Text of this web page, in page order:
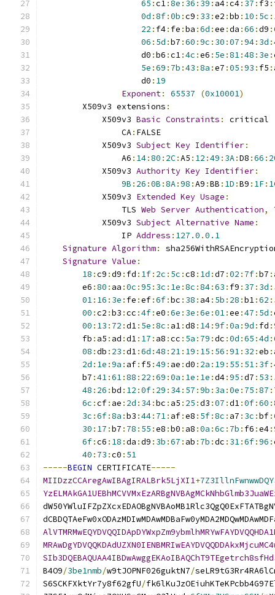
65 :c1:8e : 36 : 39 : a4:c4: 37 : f3 :
0d :8f:0b :c9 : 33 :e2 :bb : 10 : 5c :
22 : f4: fe :ba :6d :ee :da :66 :d9 :
06 : 5d :b7 :60 :9c : 30 :07 :94: 3d :
                    d0
:b6 :c1:4c :e6 : 5e :81:48 : 3e :
5e :69 : 7b :43 :8a :e7 :05 :93 : f5 :
                    d0
: 19
Exponent: 65537 (0x10001)
        X509v3 extensions
:
            X509v3
Basic Constraints :
critical
                CA
: FALSE
            X509v3
Subject Key Identifier:
                A6
: 14:80 : 2C:A5 : 12 :49 : 3A:D8 :66 :
            X509v3
Authority Key Identifier:
9B : 26 :0B :8A:98 :A9 :BB : 1D :B9 : 1F:
            X509v3
Extended Key Usage :
                TLS
Web Server Authentication,
            X509v3
Subject Alternative Name :
                IP
Address : 127.0 .0.1
Signature Algorithm:
Signature Value :
18 :c9 :d9 : fd : 1f: 2c : 5c :c8 : 1d :d7 :02 : 7f:b7 :
        e6
:80 : aa :0c :95 : 3c : 1e :8c :84:63 : f9 : 37 : 3d :
01: 16 : 3e : fe :ef:6f:bc : 38 : a4: 5b : 28 :b1:62 :
00 :c2 :b3 :cc :4f:e0 :6e : 3e :6e :01:ee :47 : 5d :
00 : 13 : 72 :d1: 5e :8c : a1:d8 : 14:9f:0a :9d : fd :
        fb
: a5 : ad :d1: 17 : a8 :cc : 5a : 79 :dc :0d :65 :4d :
08 :db : 23 :d1:6d :48 : 21: 19 : 15 : 56 :91: 32 :eb :
2d : 1e :9a : af: f5 :49 : ae :d0 : 2a : 19 : 55 : 51: 3f:
        b7
:41:61:88 : 22 :69 :0a : 1e : 1e :d4:95 :d7 : 53 :
48 : 26 :bd : 12 :0f: 29 : 34: 57 :9b : 3a :0e : 75 :87 :
6c :cf: ae : 2d : 34:bc : a5 : 25 :d3 :07 :d1:0f:60 :
3c :6f:8a :b3 :44: 71: af:e8 : 5f:8c : a7 : 3c :bf:
30 : 17 :b7 : 78 : 55 :e8 :b0 : a8 :0a :6c : 7b : f6 :e4:
6f:c6 : 18 :da :d9 : 3b :67 : ab : 7b :dc : 31:6f:96 :
40 : 73 :c0 : 51
-----BEGIN CERTIFICATE-----
MIIDzzCCAregAwIBAgIRALBrk5LjXI1+
B4O9/3be1nmb/w9tJOPNF026guktN7/
S6SCKFXktYr7y8f62gfU/